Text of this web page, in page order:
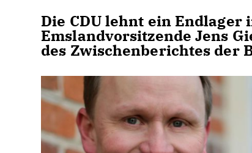
Die CDU lehnt ein Endlager
Emslandvorsitzende Jens
des Zwischenberichtes der